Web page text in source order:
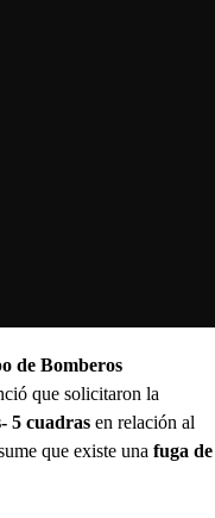
de Bomberos
que solicitaron la
5 cuadras en relación al
que existe una fuga de